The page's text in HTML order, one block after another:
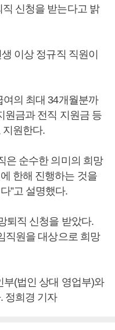
신청을 받는다고 밝
이상 정규직 직원이
의 최대 34개월분까
원금과 전직 지원금 등
지원한다.
은 순수한 의미의 희망
한해 진행하는 것을
”고 설명했다.
퇴직 신청을 받았다.
직원을 대상으로 희망
(법인 상대 영업부)와
정희경 기자